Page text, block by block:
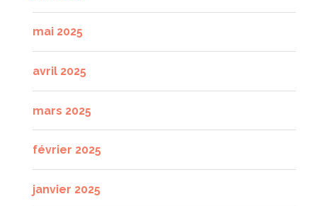
mai 2025
avril 2025
mars 2025
février 2025
janvier 2025